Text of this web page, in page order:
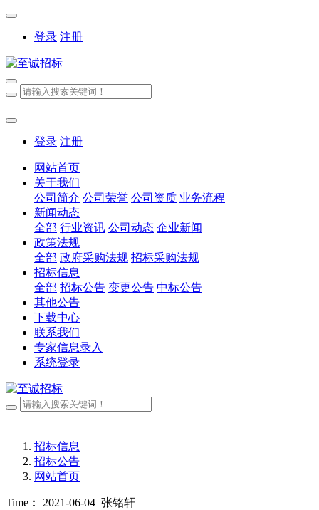
登录 注册
登录 注册
网站首页
关于我们
公司简介 公司荣誉 公司资质 业务流程
新闻动态
全部 行业资讯 公司动态 企业新闻
政策法规
全部 政府采购法规 招标采购法规
招标信息
全部 招标公告 变更公告 中标公告
其他公告
下载中心
联系我们
专家信息录入
系统登录
招标信息
招标公告
网站首页
Time： 2021-06-04 张铭轩